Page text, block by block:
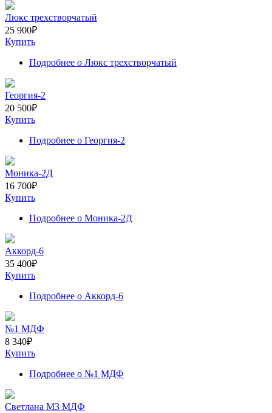
Люкс трехстворчатый
25 900₽
Купить
Подробнее о Люкс трехстворчатый
Георгия-2
20 500₽
Купить
Подробнее о Георгия-2
Моника-2Д
16 700₽
Купить
Подробнее о Моника-2Д
Аккорд-6
35 400₽
Купить
Подробнее о Аккорд-6
№1 МДФ
8 340₽
Купить
Подробнее о №1 МДФ
Светлана M3 МДФ